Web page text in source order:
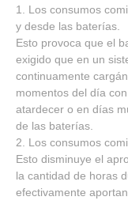
1. Los consumos
y desde las baterías.
Esto provoca que el
exigido que en un
continuamente
momentos del día
atardecer o en días
de las baterías.
2. Los consumos
Esto disminuye el
la cantidad de horas
efectivamente